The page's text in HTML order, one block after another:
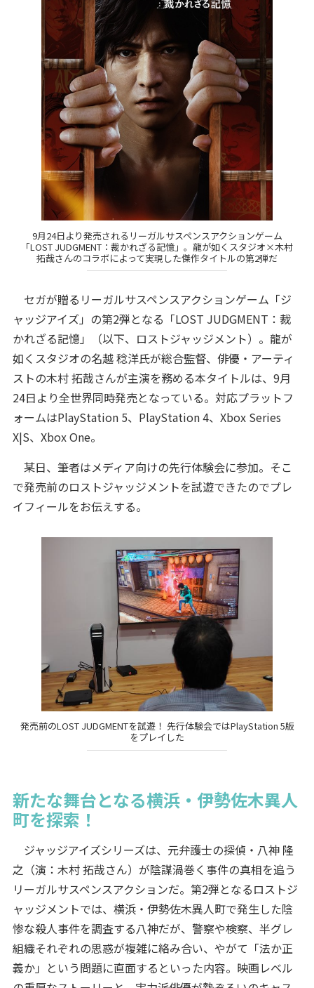
9月24日より発売されるリーガルサスペンスアクションゲーム
「LOST JUDGMENT：裁かれざる記憶」。龍が如くスタジオ×木村
拓哉さんのコラボによって実現した傑作タイトルの第2弾だ
セガが贈るリーガルサスペンスアクションゲーム「ジ
ャッジアイズ」の第2弾となる「LOST JUDGMENT：裁
かれざる記憶」（以下、ロストジャッジメント）。龍が
如くスタジオの名越 稔洋氏が総合監督、俳優・アーティ
ストの木村 拓哉さんが主演を務める本タイトルは、9月
24日より全世界同時発売となっている。対応プラットフ
ォームはPlayStation 5、PlayStation 4、Xbox Series
X|S、Xbox One。
某日、筆者はメディア向けの先行体験会に参加。そこ
で発売前のロストジャッジメントを試遊できたのでプレ
イフィールをお伝えする。
発売前のLOST JUDGMENTを試遊！ 先行体験会ではPlayStation 5版
をプレイした
新たな舞台となる横浜・伊勢佐木異人
町を探索！
ジャッジアイズシリーズは、元弁護士の探偵・八神 隆
之（演：木村 拓哉さん）が陰謀渦巻く事件の真相を追う
リーガルサスペンスアクションだ。第2弾となるロストジ
ャッジメントでは、横浜・伊勢佐木異人町で発生した陰
惨な殺人事件を調査する八神だが、警察や検察、半グレ
組織それぞれの思惑が複雑に絡み合い、やがて「法か正
義か」という問題に直面するといった内容。映画レベル